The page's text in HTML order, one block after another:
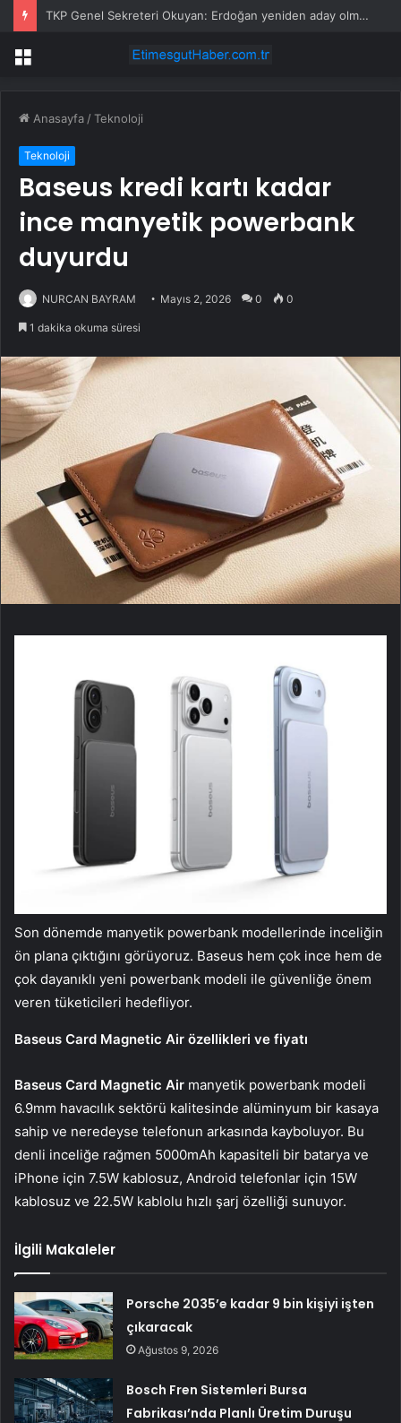
TKP Genel Sekreteri Okuyan: Erdoğan yeniden aday olmayabilir, AKP’de kavga sertleşir
Menü
Anasayfa /Teknoloji
Teknoloji
Baseus kredi kartı kadar
ince manyetik powerbank
duyurdu
NURCAN BAYRAM Mayıs 2, 2026 0 0
1 dakika okuma süresi
Son dönemde manyetik powerbank modellerinde inceliğin
ön plana çıktığını görüyoruz. Baseus hem çok ince hem de
çok dayanıklı yeni powerbank modeli ile güvenliğe önem
veren tüketicileri hedefliyor.
Baseus Card Magnetic Air özellikleri ve fiyatı
Baseus Card Magnetic Air manyetik powerbank modeli
6.9mm havacılık sektörü kalitesinde alüminyum bir kasaya
sahip ve neredeyse telefonun arkasında kayboluyor. Bu
denli inceliğe rağmen 5000mAh kapasiteli bir batarya ve
iPhone için 7.5W kablosuz, Android telefonlar için 15W
kablosuz ve 22.5W kablolu hızlı şarj özelliği sunuyor.
İlgili Makaleler
Porsche 2035’e kadar 9 bin kişiyi işten
çıkaracak
Ağustos 9, 2026
Bosch Fren Sistemleri Bursa
Fabrikası’nda Planlı Üretim Duruşu